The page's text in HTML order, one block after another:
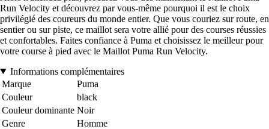
Run Velocity et découvrez par vous-même pourquoi il est le choix
privilégié des coureurs du monde entier. Que vous couriez sur route, en
sentier ou sur piste, ce maillot sera votre allié pour des courses réussies
et confortables. Faites confiance à Puma et choisissez le meilleur pour
votre course à pied avec le Maillot Puma Run Velocity.
Informations complémentaires
Marque
Puma
Couleur
black
Couleur dominante Noir
Genre
Homme